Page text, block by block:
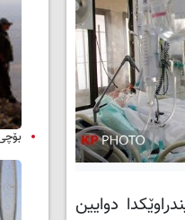
لە ڕاگەیێندراوێکدا دوایین